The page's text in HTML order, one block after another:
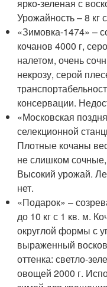
ярко-зеленая с
Урожайность – 8 кг
«Зимовка-1474» –
кочанов 4000 г,
налетом, очень
некрозу, серой
консервации.
«Московская
селекционной
Плотные кочаны
не слишком
Высокий урожай.
нет.
«Подарок» –
до 10 кг с 1 кв. м.
округлой формы с
выраженный
оттенка: светло-
овощей 2000 г.